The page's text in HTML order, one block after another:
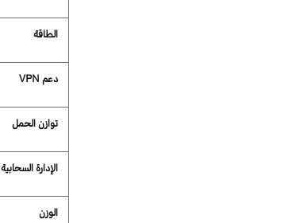
الطاقة
دعمVPN
توازن الحمل
الإدارة السحابية
الوزن